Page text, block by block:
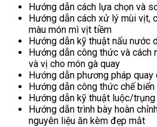
Hướng dẫn cách lựa chọn và
Hướng dẫn cách xử lý mùi vịt,
màu món mì vịt tiềm
Hướng dẫn kỹ thuật nấu nước
Hướng dẫn công thức và cách
và vị cho món gà quay
Hướng dẫn phương pháp quay
Hướng dẫn công thức chế
Hướng dẫn kỹ thuật luộc/
Hướng dẫn trình bày hoàn
nguyên liệu ăn kèm đẹp mắt